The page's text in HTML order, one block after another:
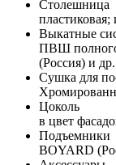
Столешница
пластиковая;
Выкатные
ПВШ
(Россия) и др.
Сушка для
Цоколь
в цвет
Подъемники
BOYARD